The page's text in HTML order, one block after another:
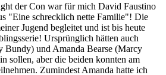
der Con war für mich David Faustino
"Eine schrecklich nette Familie"! Die
Jugend begleitet und ist bis heute
Ursprünglich hätten auch
Bundy) und Amanda Bearse (Marcy
sollen, aber die beiden konnten am
Zumindest Amanda hatte ich